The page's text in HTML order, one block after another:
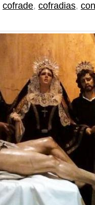
cofrade, cofradias,